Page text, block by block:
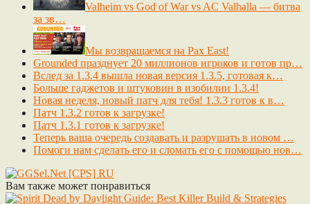
Valheim vs God of War vs AC Valhalla — битва
за зв…
Мы возвращаемся на Pax East!
Grounded празднует 20 миллионов игроков и готов пр…
Вслед за 1.3.4 вышла новая версия 1.3.5, готовая к…
Больше гаджетов и штуковин в изобилии 1.3.4!
Новая неделя, новый патч для тебя! 1.3.3 готов к в…
Патч 1.3.2 готов к загрузке!
Патч 1.3.1 готов к загрузке!
Теперь ваша очередь создавать и разрушать в новом …
Помоги нам сделать его и сломать его с помощью нов…
Вам также может понравиться